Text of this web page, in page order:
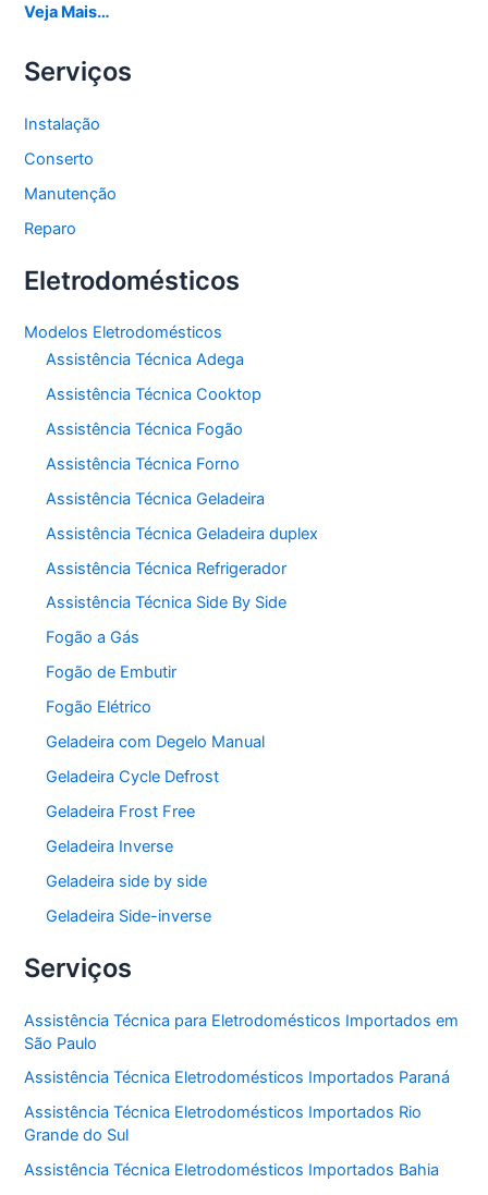
Veja Mais…
Serviços
Instalação
Conserto
Manutenção
Reparo
Eletrodomésticos
Modelos Eletrodomésticos
Assistência Técnica Adega
Assistência Técnica Cooktop
Assistência Técnica Fogão
Assistência Técnica Forno
Assistência Técnica Geladeira
Assistência Técnica Geladeira duplex
Assistência Técnica Refrigerador
Assistência Técnica Side By Side
Fogão a Gás
Fogão de Embutir
Fogão Elétrico
Geladeira com Degelo Manual
Geladeira Cycle Defrost
Geladeira Frost Free
Geladeira Inverse
Geladeira side by side
Geladeira Side-inverse
Serviços
Assistência Técnica para Eletrodomésticos Importados em
São Paulo
Assistência Técnica Eletrodomésticos Importados Paraná
Assistência Técnica Eletrodomésticos Importados Rio
Grande do Sul
Assistência Técnica Eletrodomésticos Importados Bahia